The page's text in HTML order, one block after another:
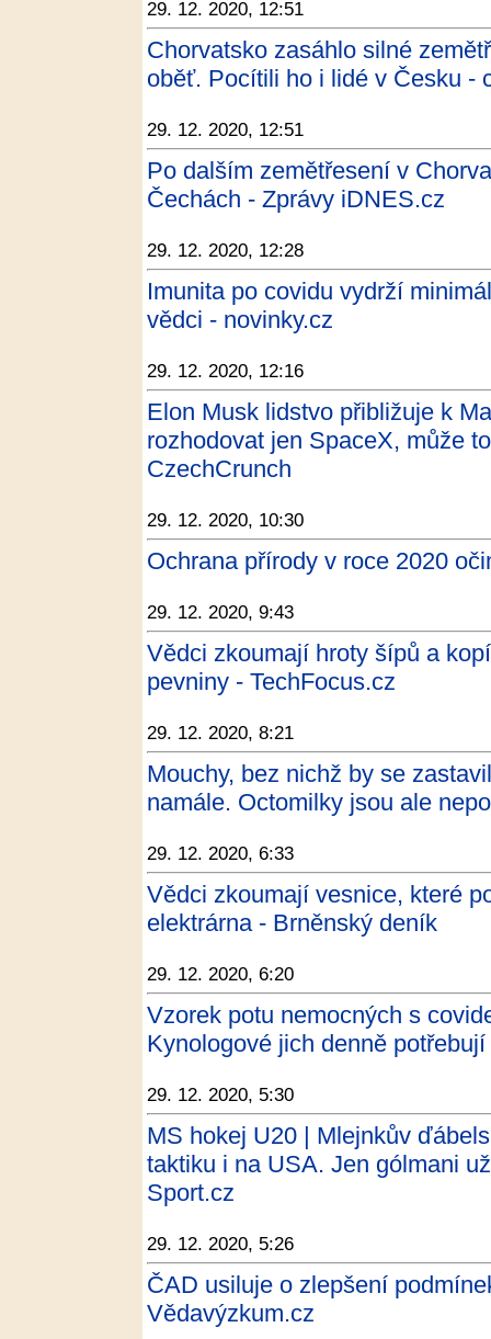
29. 12. 2020, 12:51
Chorvatsko zasáhlo silné
oběť. Pocítili ho i lidé v Česku -
29. 12. 2020, 12:51
Po dalším zemětřesení v
Čechách - Zprávy iDNES.cz
29. 12. 2020, 12:28
Imunita po covidu vydrží
vědci - novinky.cz
29. 12. 2020, 12:16
Elon Musk lidstvo přibližuje k
rozhodovat jen SpaceX, může
CzechCrunch
29. 12. 2020, 10:30
Ochrana přírody v roce 2020
29. 12. 2020, 9:43
Vědci zkoumají hroty šípů a
pevniny - TechFocus.cz
29. 12. 2020, 8:21
Mouchy, bez nichž by se
namále. Octomilky jsou ale
29. 12. 2020, 6:33
Vědci zkoumají vesnice, které
elektrárna - Brněnský deník
29. 12. 2020, 6:20
Vzorek potu nemocných s
Kynologové jich denně
29. 12. 2020, 5:30
MS hokej U20 | Mlejnkův
taktiku i na USA. Jen gólmani
Sport.cz
29. 12. 2020, 5:26
ČAD usiluje o zlepšení
Vědavýzkum.cz